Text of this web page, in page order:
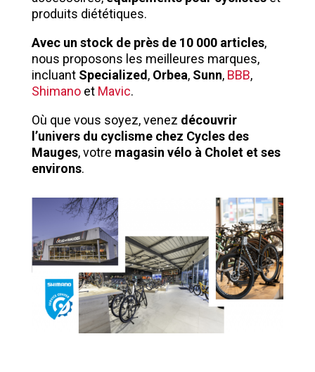
produits diététiques.
Avec un stock de près de 10 000 articles,
nous proposons les meilleures marques,
incluant Specialized, Orbea, Sunn, BBB,
Shimanoet Mavic.
Où que vous soyez, venez découvrir
l’univers du cyclisme chez Cycles des
Mauges, votre magasin vélo à Cholet et ses
environs.